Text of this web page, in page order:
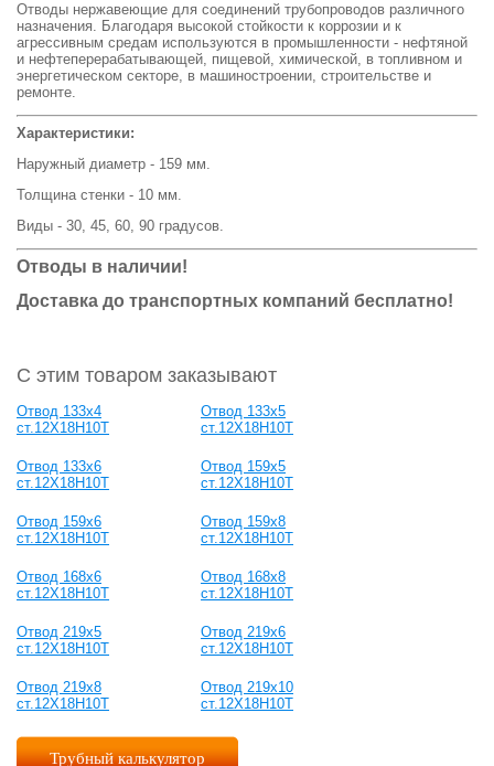
Отводы нержавеющие для соединений трубопроводов различного
назначения. Благодаря высокой стойкости к коррозии и к
агрессивным средам используются в промышленности - нефтяной
и нефтеперерабатывающей, пищевой, химической, в топливном и
энергетическом секторе, в машиностроении, строительстве и
ремонте.
Характеристики:
Наружный диаметр - 159 мм.
Толщина стенки - 10 мм.
Виды - 30, 45, 60, 90 градусов.
Отводы в наличии!
Доставка до транспортных компаний бесплатно!
С этим товаром заказывают
Отвод 133х4
ст.12Х18Н10Т
Отвод 133х5
ст.12Х18Н10Т
Отвод 133х6
ст.12Х18Н10Т
Отвод 159х5
ст.12Х18Н10Т
Отвод 159х6
ст.12Х18Н10Т
Отвод 159х8
ст.12Х18Н10Т
Отвод 168х6
ст.12Х18Н10Т
Отвод 168х8
ст.12Х18Н10Т
Отвод 219х5
ст.12Х18Н10Т
Отвод 219х6
ст.12Х18Н10Т
Отвод 219х8
ст.12Х18Н10Т
Отвод 219х10
ст.12Х18Н10Т
Трубный калькулятор